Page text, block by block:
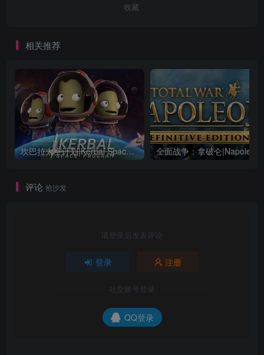
收藏
相关推荐
坎巴拉太空计划|Kerbal Space Program|1.12.5.3190|整合全DLC
评论 抢沙发
请登录后发表评论
登录 注册
社交账号登录
QQ登录